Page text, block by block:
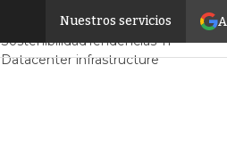
Nuestros servicios
Servidores CPD y Mercado
SostenibilidadTendencias TI
Datacenter infrastructure